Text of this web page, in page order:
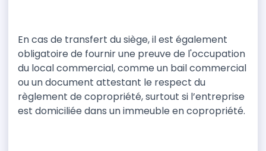
En cas de transfert du siège, il est également
obligatoire de fournir une preuve de l'occupation
du local commercial, comme un bail commercial
ou un document attestant le respect du
règlement de copropriété, surtout si l’entreprise
est domiciliée dans un immeuble en copropriété.